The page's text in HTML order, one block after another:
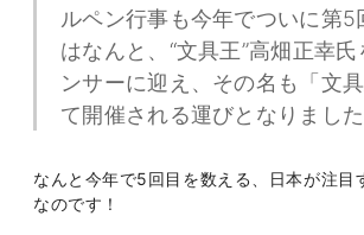
ルペン行事も今年でついに第5
はなんと、“文具王”高畑正幸
ンサーに迎え、その名も「文
て開催される運びとなりました
なんと今年で5回目を数える、日本が注目
なのです！